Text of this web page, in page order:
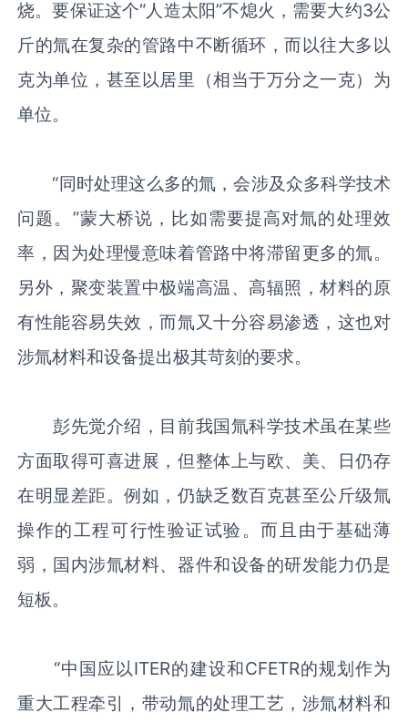
烧。要保证这个“人造太阳”不熄火，需要大约3公
斤的氚在复杂的管路中不断循环，而以往大多以
克为单位，甚至以居里（相当于万分之一克）为
单位。
“同时处理这么多的氚，会涉及众多科学技术
问题。”蒙大桥说，比如需要提高对氚的处理效
率，因为处理慢意味着管路中将滞留更多的氚。
另外，聚变装置中极端高温、高辐照，材料的原
有性能容易失效，而氚又十分容易渗透，这也对
涉氚材料和设备提出极其苛刻的要求。
彭先觉介绍，目前我国氚科学技术虽在某些
方面取得可喜进展，但整体上与欧、美、日仍存
在明显差距。例如，仍缺乏数百克甚至公斤级氚
操作的工程可行性验证试验。而且由于基础薄
弱，国内涉氚材料、器件和设备的研发能力仍是
短板。
“中国应以ITER的建设和CFETR的规划作为
重大工程牵引，带动氚的处理工艺，涉氚材料和